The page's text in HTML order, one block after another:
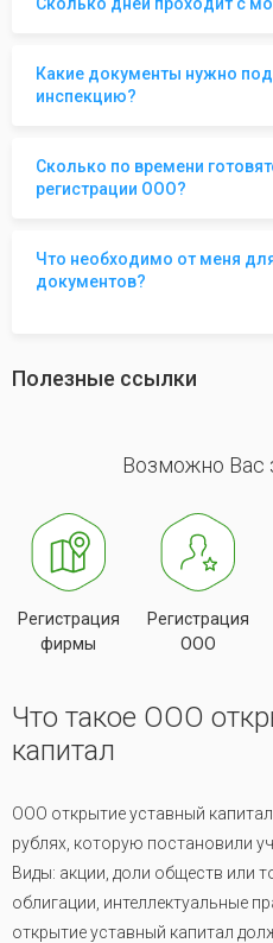
Какие документы нужно
инспекцию?
Сколько по времени
регистрации ООО?
Что необходимо от меня
документов?
Полезные ссылки
Возможно Вас
Регистрация
фирмы
Регистрация
ООО
Что такое ООО
капитал
ООО открытие уставный
рублях, которую постановили
Виды: акции, доли обществ или
облигации, интеллектуальные
открытие уставный капитал